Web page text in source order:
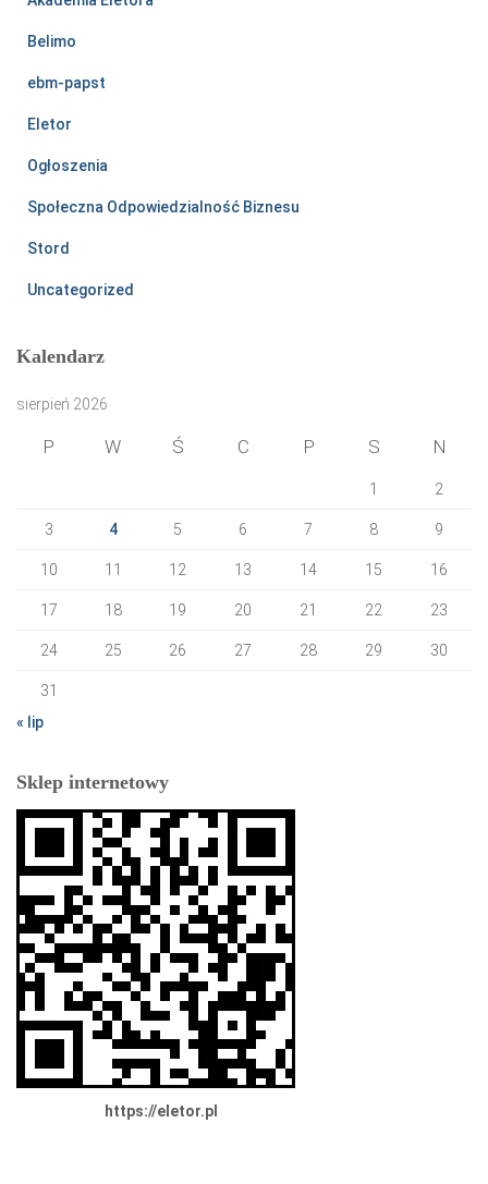
Belimo
ebm-papst
Eletor
Ogłoszenia
Społeczna Odpowiedzialność Biznesu
Stord
Uncategorized
Kalendarz
sierpień 2026
P W Ś C P S N
1 2
3 4 5 6 7 8 9
10 11 12 13 14 15 16
17 18 19 20 21 22 23
24 25 26 27 28 29 30
31
« lip
Sklep internetowy
https://eletor.pl